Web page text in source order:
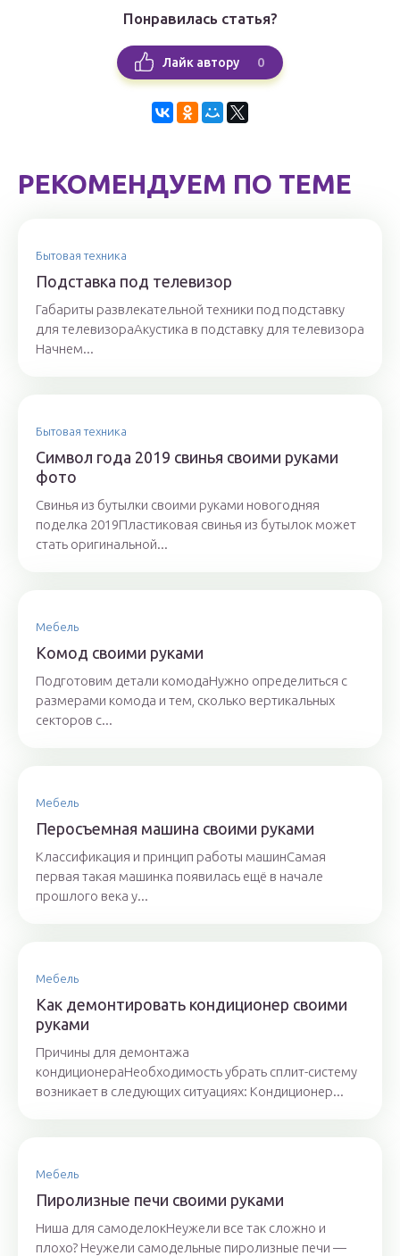
Понравилась статья?
Лайк автору 0
РЕКОМЕНДУЕМ ПО ТЕМЕ
Бытовая техника
Подставка под телевизор
Габариты развлекательной техники под подставку
для телевизораАкустика в подставку для телевизора
Начнем...
Бытовая техника
Символ года 2019 свинья своими руками
фото
Свинья из бутылки своими руками новогодняя
поделка 2019Пластиковая свинья из бутылок может
стать оригинальной...
Мебель
Комод своими руками
Подготовим детали комодаНужно определиться с
размерами комода и тем, сколько вертикальных
секторов с...
Мебель
Перосъемная машина своими руками
Классификация и принцип работы машинСамая
первая такая машинка появилась ещё в начале
прошлого века у...
Мебель
Как демонтировать кондиционер своими
руками
Причины для демонтажа
кондиционераНеобходимость убрать сплит-систему
возникает в следующих ситуациях: Кондиционер...
Мебель
Пиролизные печи своими руками
Ниша для самоделокНеужели все так сложно и
плохо? Неужели самодельные пиролизные печи —